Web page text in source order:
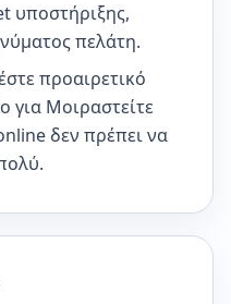
υποστήριξης,
πελάτη.
προαιρετικό
για Μοιραστείτε
δεν πρέπει να